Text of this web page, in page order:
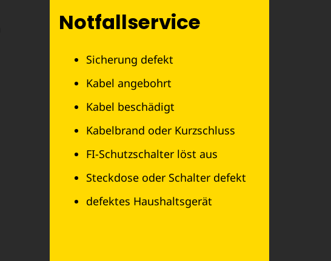
Notfallservice
Sicherung defekt
Kabel angebohrt
Kabel beschädigt
Kabelbrand oder Kurzschluss
FI-Schutzschalter löst aus
Steckdose oder Schalter defekt
defektes Haushaltsgerät